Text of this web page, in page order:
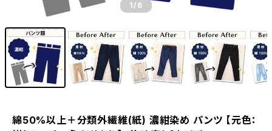
1 /6
綿50%以上＋分類外繊維(紙) 濃紺染め パンツ 【元色：